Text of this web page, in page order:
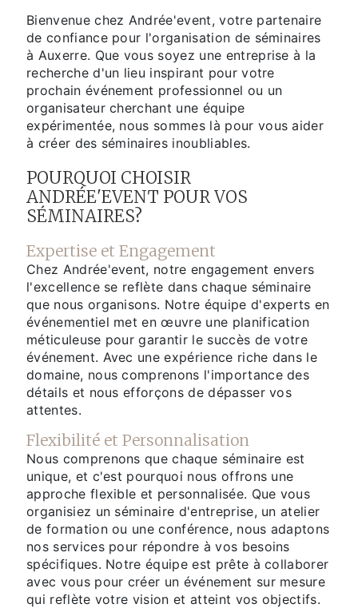
Bienvenue chez Andrée'event, votre partenaire
de confiance pour l'organisation de séminaires
à Auxerre. Que vous soyez une entreprise à la
recherche d'un lieu inspirant pour votre
prochain événement professionnel ou un
organisateur cherchant une équipe
expérimentée, nous sommes là pour vous aider
à créer des séminaires inoubliables.
POURQUOI CHOISIR
ANDRÉE'EVENT POUR VOS
SÉMINAIRES?
Expertise et Engagement
Chez Andrée'event, notre engagement envers
l'excellence se reflète dans chaque séminaire
que nous organisons. Notre équipe d'experts en
événementiel met en œuvre une planification
méticuleuse pour garantir le succès de votre
événement. Avec une expérience riche dans le
domaine, nous comprenons l'importance des
détails et nous efforçons de dépasser vos
attentes.
Flexibilité et Personnalisation
Nous comprenons que chaque séminaire est
unique, et c'est pourquoi nous offrons une
approche flexible et personnalisée. Que vous
organisiez un séminaire d'entreprise, un atelier
de formation ou une conférence, nous adaptons
nos services pour répondre à vos besoins
spécifiques. Notre équipe est prête à collaborer
avec vous pour créer un événement sur mesure
qui reflète votre vision et atteint vos objectifs.